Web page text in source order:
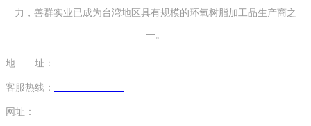
力，善群实业已成为台湾地区具有规模的环氧树脂加工品生产商之
一。
地 址：
客服热线：
网址：